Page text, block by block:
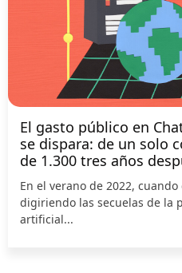
El gasto público en
se dispara: de un solo
de 1.300 tres años
En el verano de 2022,
digiriendo las secuelas de la
artificial...